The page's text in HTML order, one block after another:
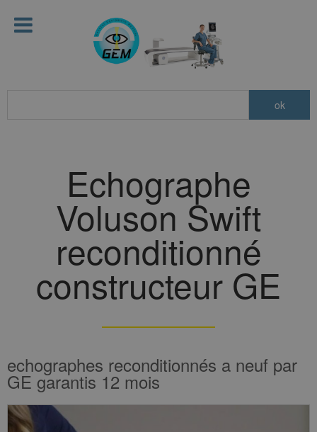
Echographe
Voluson Swift
reconditionné
constructeur GE
echographes reconditionnés a neuf par
GE garantis 12 mois